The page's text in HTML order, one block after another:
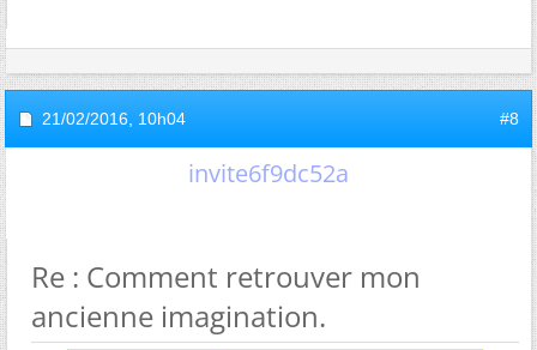
21/02/2016, 10h04 #8
invite6f9dc52a
Re : Comment retrouver mon
ancienne imagination.